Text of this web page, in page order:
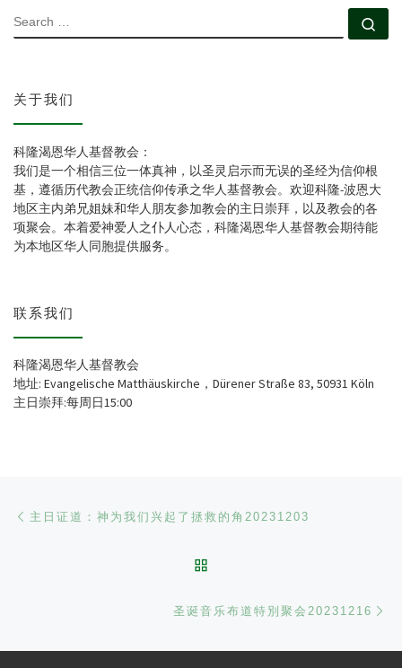
SEARCH
关于我们
科隆渴恩华人基督教会：
我们是一个相信三位一体真神，以圣灵启示而无误的圣经为信仰根
基，遵循历代教会正统信仰传承之华人基督教会。欢迎科隆-波恩大
地区主内弟兄姐妹和华人朋友参加教会的主日崇拜，以及教会的各
项聚会。本着爱神爱人之仆人心态，科隆渴恩华人基督教会期待能
为本地区华人同胞提供服务。
联系我们
科隆渴恩华人基督教会
地址: Evangelische Matthäuskirche，Dürener Straße 83, 50931 Köln
主日崇拜:每周日15:00
主日证道：神为我们兴起了拯救的角20231203
圣诞音乐布道特別聚会20231216